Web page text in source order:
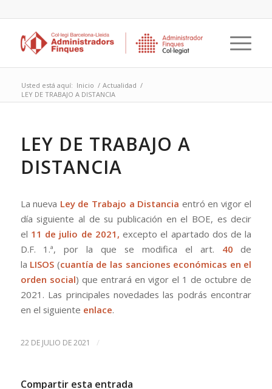
Usted está aquí: Inicio / Actualidad /
LEY DE TRABAJO A DISTANCIA
LEY DE TRABAJO A
DISTANCIA
La nueva Ley de Trabajo a Distancia entró en vigor el
día siguiente al de su publicación en el BOE, es decir
el 11 de julio de 2021,excepto el apartado dos de la
D.F. 1.ª, por la que se modifica el art. 40 de
la LISOS (cuantía de las sanciones económicas en el
orden social) que entrará en vigor el 1 de octubre de
2021. Las principales novedades las podrás encontrar
en el siguiente enlace.
22 DE JULIO DE 2021 /
Compartir esta entrada